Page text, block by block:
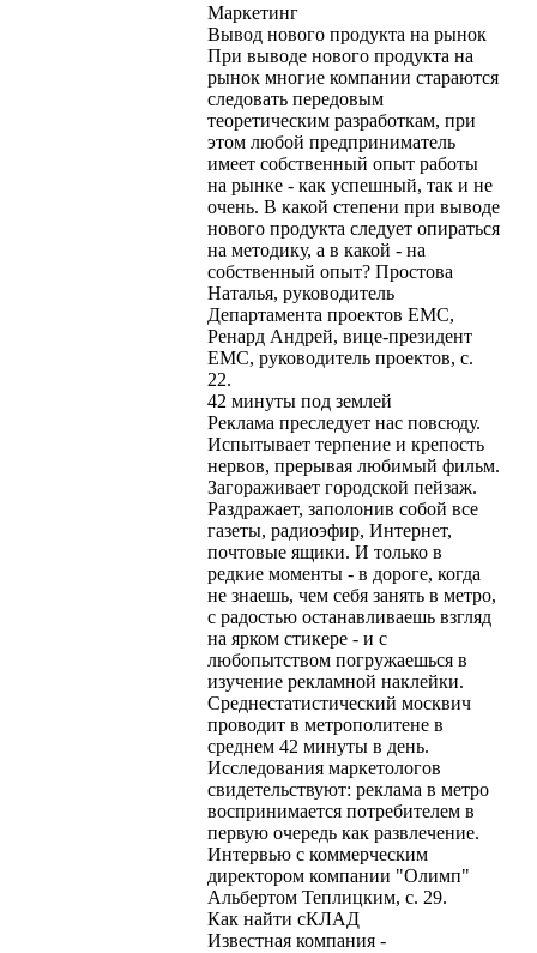
Маркетинг
Вывод нового продукта на рынок
При выводе нового продукта на
рынок многие компании стараются
следовать передовым
теоретическим разработкам, при
этом любой предприниматель
имеет собственный опыт работы
на рынке - как успешный, так и не
очень. В какой степени при выводе
нового продукта следует опираться
на методику, а в какой - на
собственный опыт? Простова
Наталья, руководитель
Департамента проектов ЕМС,
Ренард Андрей, вице-президент
ЕМС, руководитель проектов, с.
22.
42 минуты под землей
Реклама преследует нас повсюду.
Испытывает терпение и крепость
нервов, прерывая любимый фильм.
Загораживает городской пейзаж.
Раздражает, заполонив собой все
газеты, радиоэфир, Интернет,
почтовые ящики. И только в
редкие моменты - в дороге, когда
не знаешь, чем себя занять в метро,
с радостью останавливаешь взгляд
на ярком стикере - и с
любопытством погружаешься в
изучение рекламной наклейки.
Среднестатистический москвич
проводит в метрополитене в
среднем 42 минуты в день.
Исследования маркетологов
свидетельствуют: реклама в метро
воспринимается потребителем в
первую очередь как развлечение.
Интервью с коммерческим
директором компании "Олимп"
Альбертом Теплицким, с. 29.
Как найти сКЛАД
Известная компания -